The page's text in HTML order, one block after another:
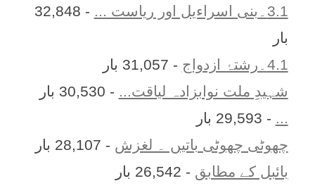
3.1۔بنی اسراءیل اور ریاست ...
- 32,848
بار
4.1۔رشتۂ ازدواج
- 31,057 بار
شہیدِ ملت نوابزادہ لیاقت... - 30,530 بار
... - 29,593 بار
چھوٹی چھوٹی باتیں ۔ لغزش - 28,107 بار
بائبل کے مطابق - 26,542 بار